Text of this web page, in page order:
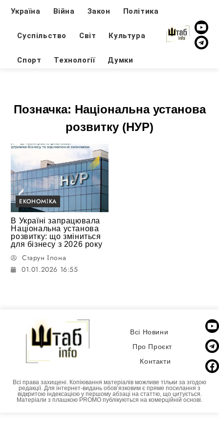
Україна Війна Закон Політика
Суспільство Світ Культура
Спорт Технології Думки
Позначка: Національна установа
розвитку (НУР)
ЕКОНОМІКА
В Україні запрацювала
Національна установа
розвитку: що зміниться
для бізнесу з 2026 року
Старун Ілона
01.01.2026 16:55
Всі Новини
Про Проєкт
Контакти
Всі права захищені. Копіювання матеріалів можливе тільки за згодою
редакції. Для інтернет-видань обовʼязковим є пряме посилання з
відкритою індексацією у першому абзаці на статтю, що цитується.
Матеріали з плашкою PROMO публікуються на комерційній основі.